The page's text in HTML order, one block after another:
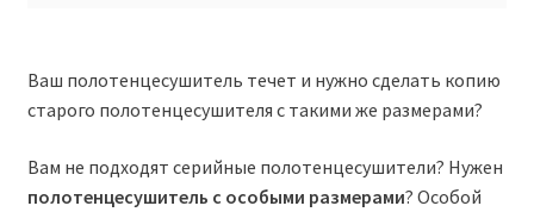
Ваш полотенцесушитель течет и нужно сделать копию
старого полотенцесушителя с такими же размерами?
Вам не подходят серийные полотенцесушители? Нужен
полотенцесушитель с особыми размерами? Особой